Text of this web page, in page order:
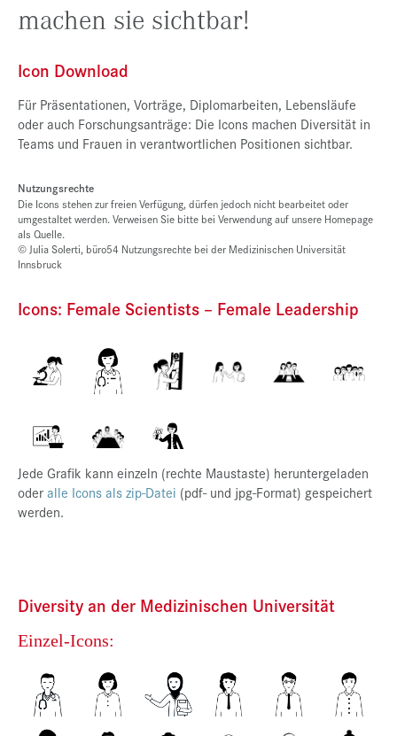
Presse
Datenschutz
Service-Links
de |en
machen sie sichtbar!
Icon Download
Für Präsentationen, Vorträge, Diplomarbeiten, Lebensläufe
oder auch Forschungsanträge: Die Icons machen Diversität in
Teams und Frauen in verantwortlichen Positionen sichtbar.
Nutzungsrechte
Die Icons stehen zur freien Verfügung, dürfen jedoch nicht bearbeitet oder
umgestaltet werden. Verweisen Sie bitte bei Verwendung auf unsere Homepage
als Quelle.
© Julia Solerti, büro54 Nutzungsrechte bei der Medizinischen Universität
Innsbruck
Icons: Female Scientists – Female Leadership
Jede Grafik kann einzeln (rechte Maustaste) heruntergeladen
oderalle Icons als zip-Datei (pdf- und jpg-Format) gespeichert
werden.
Diversity an der Medizinischen Universität
Einzel-Icons: